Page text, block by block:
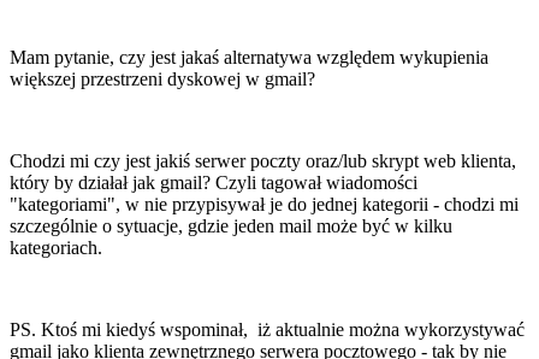
Mam pytanie, czy jest jakaś alternatywa względem wykupienia
większej przestrzeni dyskowej w gmail?
Chodzi mi czy jest jakiś serwer poczty oraz/lub skrypt web klienta,
który by działał jak gmail? Czyli tagował wiadomości
"kategoriami", w nie przypisywał je do jednej kategorii - chodzi mi
szczególnie o sytuacje, gdzie jeden mail może być w kilku
kategoriach.
PS. Ktoś mi kiedyś wspominał, iż aktualnie można wykorzystywać
gmail jako klienta zewnętrznego serwera pocztowego - tak by nie